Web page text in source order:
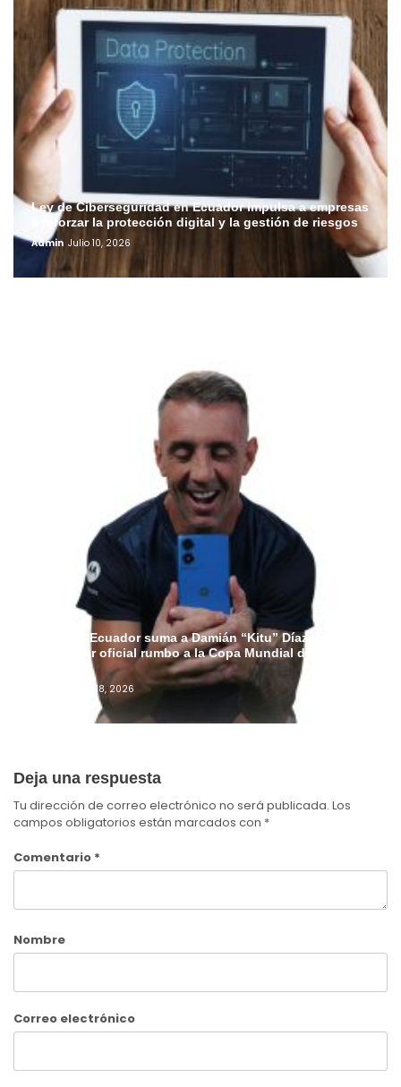
Ley de Ciberseguridad en Ecuador impulsa a empresas
a reforzar la protección digital y la gestión de riesgos
Admin Julio 10, 2026
Motorola Ecuador suma a Damián “Kitu” Díaz como
embajador oficial rumbo a la Copa Mundial de la FIFA
Junio 18, 2026
Deja una respuesta
Tu dirección de correo electrónico no será publicada. Los
campos obligatorios están marcados con *
Comentario *
Nombre
Correo electrónico